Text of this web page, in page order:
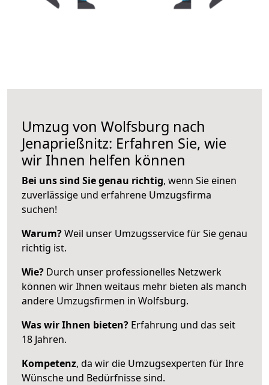
Umzug von Wolfsburg nach
Jenaprießnitz: Erfahren Sie, wie
wir Ihnen helfen können
Bei uns sind Sie genau richtig, wenn Sie einen
zuverlässige und erfahrene Umzugsfirma
suchen!
Warum?Weil unser Umzugsservice für Sie genau
richtig ist.
Wie? Durch unser professionelles Netzwerk
können wir Ihnen weitaus mehr bieten als manch
andere Umzugsfirmen in Wolfsburg.
Was wir Ihnen bieten? Erfahrung und das seit
18 Jahren.
Kompetenz, da wir die Umzugsexperten für Ihre
Wünsche und Bedürfnisse sind.